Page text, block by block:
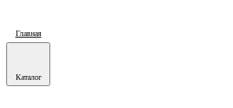
Главная
Каталог